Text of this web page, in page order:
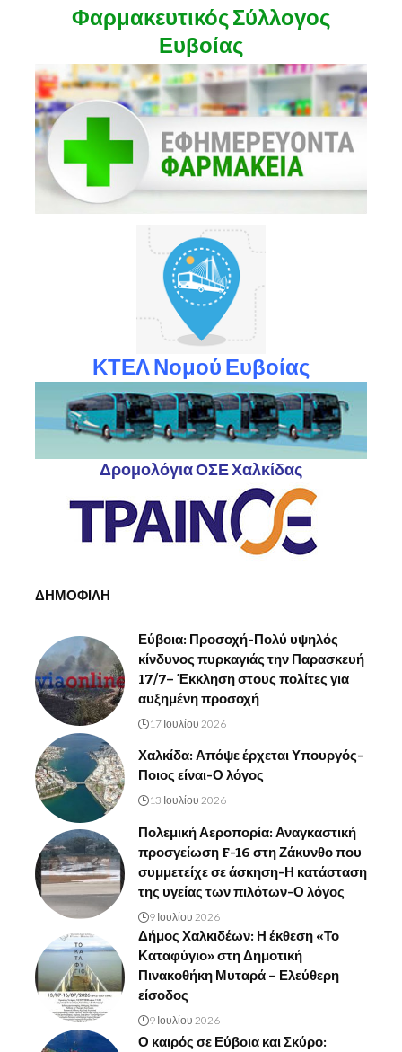
Φαρμακευτικός Σύλλογος
Ευβοίας
ΚΤΕΛ Νομού Ευβοίας
Δρομολόγια ΟΣΕ Χαλκίδας
ΔΗΜΟΦΙΛΗ
Εύβοια: Προσοχή-Πολύ υψηλός
κίνδυνος πυρκαγιάς την Παρασκευή
17/7– Έκκληση στους πολίτες για
αυξημένη προσοχή
17 Ιουλίου 2026
Χαλκίδα: Απόψε έρχεται Υπουργός-
Ποιος είναι-Ο λόγος
13 Ιουλίου 2026
Πολεμική Αεροπορία: Αναγκαστική
προσγείωση F-16 στη Ζάκυνθο που
συμμετείχε σε άσκηση-Η κατάσταση
της υγείας των πιλότων-Ο λόγος
9 Ιουλίου 2026
Δήμος Χαλκιδέων: Η έκθεση «Το
Καταφύγιο» στη Δημοτική
Πινακοθήκη Μυταρά – Ελεύθερη
είσοδος
9 Ιουλίου 2026
Ο καιρός σε Εύβοια και Σκύρο: